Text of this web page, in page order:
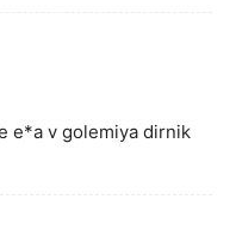
e*a v golemiya dirnik